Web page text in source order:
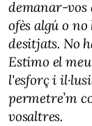
demanar-vos
ofès algú o
desitjats. No
Estimo el
l'esforç i
permetre’m
vosaltres.